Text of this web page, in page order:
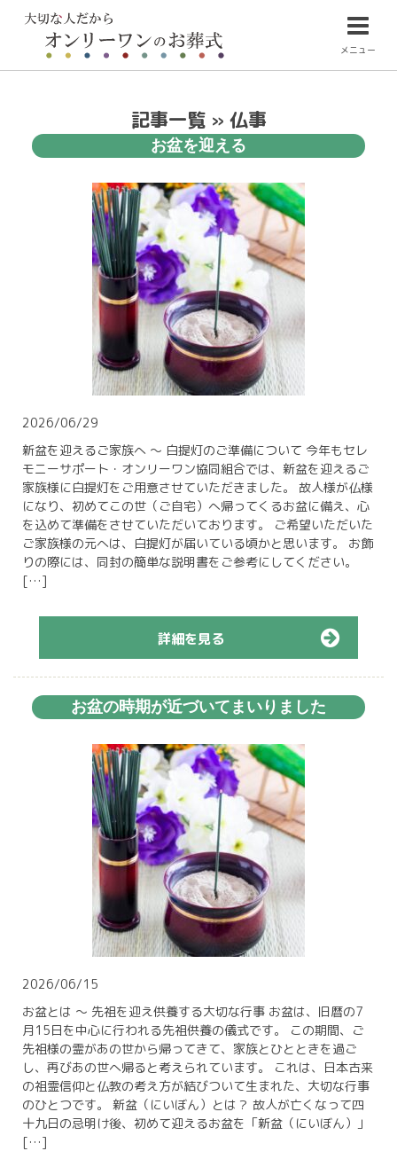
メニュー
記事一覧 » 仏事
お盆を迎える
2026/06/29
新盆を迎えるご家族へ 〜 白提灯のご準備について 今年もセレ
モニーサポート・オンリーワン協同組合では、新盆を迎えるご
家族様に白提灯をご用意させていただきました。 故人様が仏様
になり、初めてこの世（ご自宅）へ帰ってくるお盆に備え、心
を込めて準備をさせていただいております。 ご希望いただいた
ご家族様の元へは、白提灯が届いている頃かと思います。 お飾
りの際には、同封の簡単な説明書をご参考にしてください。
[…]
詳細を見る
お盆の時期が近づいてまいりました
2026/06/15
お盆とは 〜 先祖を迎え供養する大切な行事 お盆は、旧暦の7
月15日を中心に行われる先祖供養の儀式です。 この期間、ご
先祖様の霊があの世から帰ってきて、家族とひとときを過ご
し、再びあの世へ帰ると考えられています。 これは、日本古来
の祖霊信仰と仏教の考え方が結びついて生まれた、大切な行事
のひとつです。 新盆（にいぼん）とは？ 故人が亡くなって四
十九日の忌明け後、初めて迎えるお盆を「新盆（にいぼん）」
[…]